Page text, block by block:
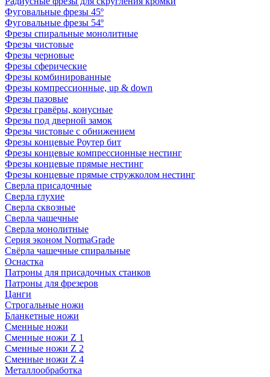
Фуговальные фрезы 45º
Фуговальные фрезы 54º
Фрезы спиральные монолитные
Фрезы чистовые
Фрезы черновые
Фрезы сферические
Фрезы комбинированные
Фрезы компрессионные, up & down
Фрезы пазовые
Фрезы гравёры, конусные
Фрезы под дверной замок
Фрезы чистовые с обнижением
Фрезы концевые Роутер бит
Фрезы концевые компрессионные нестинг
Фрезы концевые прямые нестинг
Фрезы концевые прямые стружколом нестинг
Сверла присадочные
Сверла глухие
Сверла сквозные
Сверла чашечные
Сверла монолитные
Серия эконом NormaGrade
Свёрла чашечные спиральные
Оснастка
Патроны для присадочных станков
Патроны для фрезеров
Цанги
Строгальные ножи
Бланкетные ножи
Сменные ножи
Сменные ножи Z 1
Сменные ножи Z 2
Сменные ножи Z 4
Металлообработка